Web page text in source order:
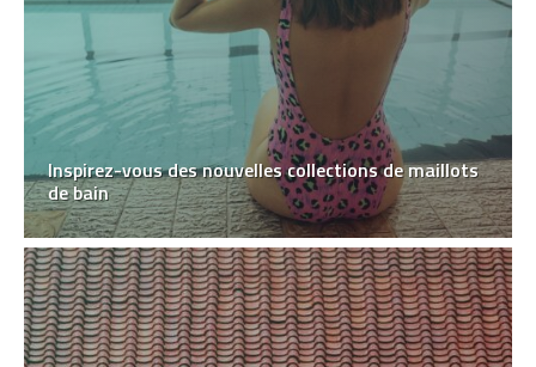
Inspirez-vous des nouvelles collections de maillots
de bain